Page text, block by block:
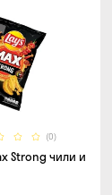
(0)
Strong чили и